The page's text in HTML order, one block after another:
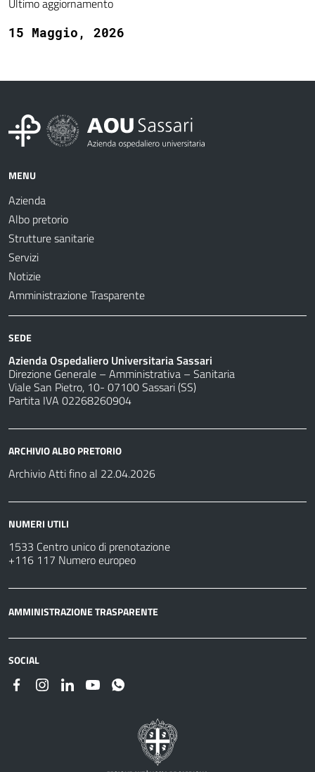
Ultimo aggiornamento
15 Maggio, 2026
MENU
Azienda
Albo pretorio
Strutture sanitarie
Servizi
Notizie
Amministrazione Trasparente
SEDE
Azienda Ospedaliero Universitaria Sassari
Direzione Generale – Amministrativa – Sanitaria
Viale San Pietro, 10- 07100 Sassari (SS)
Partita IVA 02268260904
ARCHIVIO ALBO PRETORIO
Archivio Atti fino al 22.04.2026
NUMERI UTILI
1533 Centro unico di prenotazione
+116 117 Numero europeo
AMMINISTRAZIONE TRASPARENTE
SOCIAL